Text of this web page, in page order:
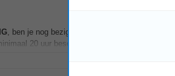
IG, ben je nog bezig met de opleiding ook dan
20 uur beschikbaar. Wat kun je van ons